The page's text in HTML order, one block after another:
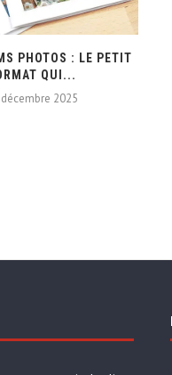
PHOTOS : LE PETIT
QUI...
2025